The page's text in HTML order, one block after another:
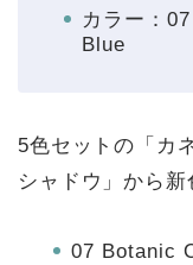
カラー：
Blue
5色セットの「カ
シャドウ」から新
07 Botanic